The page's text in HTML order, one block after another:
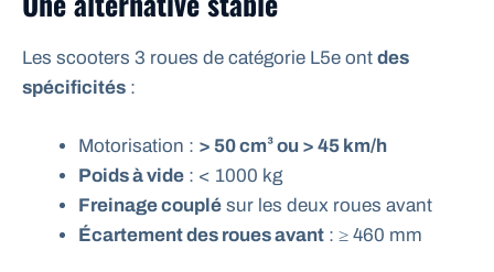
Les scooters 3 roues de catégorie L5e ont des
spécificités :
Motorisation : > 50 cm³ ou > 45 km/h
Poids à vide : < 1000 kg
Freinage couplé sur les deux roues avant
Écartement des roues avant : ≥ 460 mm